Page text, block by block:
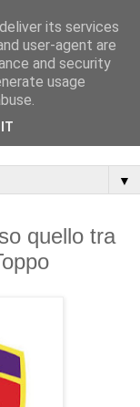
▼
quello tra
its services
user-agent are
and security
usage